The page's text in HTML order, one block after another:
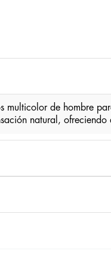
multicolor de hombre
natural,